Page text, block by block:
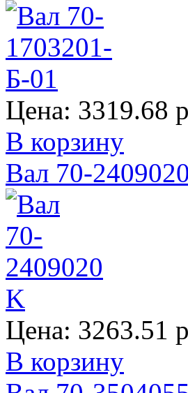
Цена: 3319.68
В корзину
Вал 70-
Цена: 3263.51
В корзину